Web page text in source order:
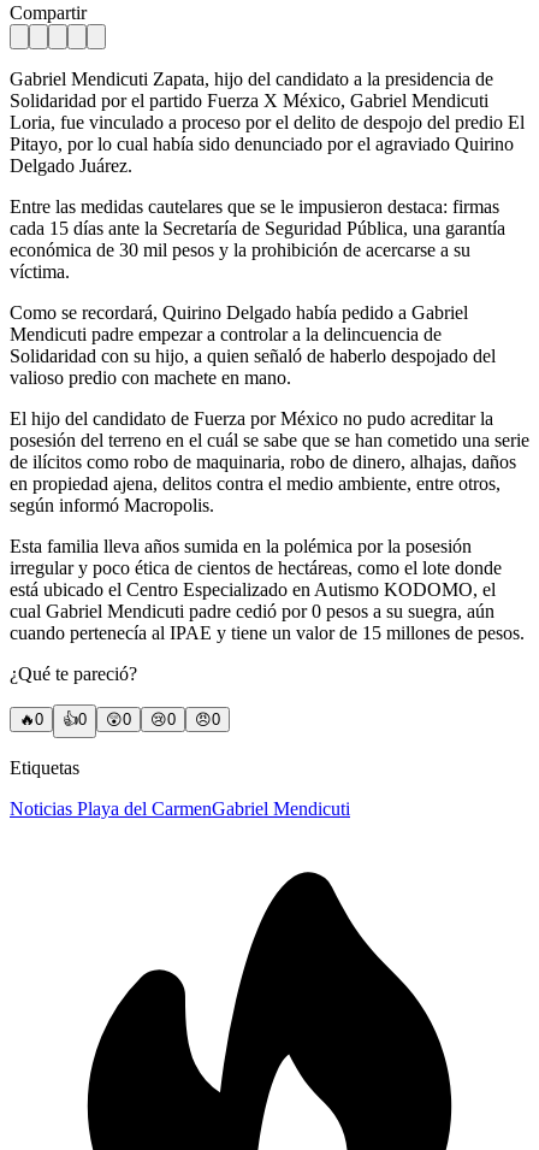
Compartir
Gabriel Mendicuti Zapata, hijo del candidato a la presidencia de
Solidaridad por el partido Fuerza X México, Gabriel Mendicuti
Loria, fue vinculado a proceso por el delito de despojo del predio El
Pitayo, por lo cual había sido denunciado por el agraviado Quirino
Delgado Juárez.
Entre las medidas cautelares que se le impusieron destaca: firmas
cada 15 días ante la Secretaría de Seguridad Pública, una garantía
económica de 30 mil pesos y la prohibición de acercarse a su
víctima.
Como se recordará, Quirino Delgado había pedido a Gabriel
Mendicuti padre empezar a controlar a la delincuencia de
Solidaridad con su hijo, a quien señaló de haberlo despojado del
valioso predio con machete en mano.
El hijo del candidato de Fuerza por México no pudo acreditar la
posesión del terreno en el cuál se sabe que se han cometido una serie
de ilícitos como robo de maquinaria, robo de dinero, alhajas, daños
en propiedad ajena, delitos contra el medio ambiente, entre otros,
según informó Macropolis.
Esta familia lleva años sumida en la polémica por la posesión
irregular y poco ética de cientos de hectáreas, como el lote donde
está ubicado el Centro Especializado en Autismo KODOMO, el
cual Gabriel Mendicuti padre cedió por 0 pesos a su suegra, aún
cuando pertenecía al IPAE y tiene un valor de 15 millones de pesos.
¿Qué te pareció?
🔥0 👍0 😲0 😢0 😠0
Etiquetas
Noticias Playa del CarmenGabriel Mendicuti